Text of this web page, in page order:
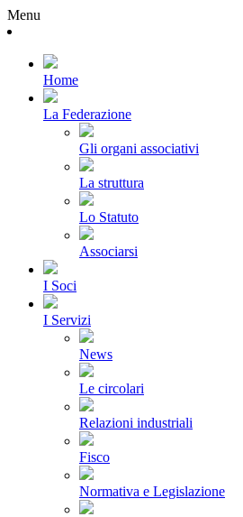
Menu
Home
La Federazione
Gli organi associativi
La struttura
Lo Statuto
Associarsi
I Soci
I Servizi
News
Le circolari
Relazioni industriali
Fisco
Normativa e Legislazione